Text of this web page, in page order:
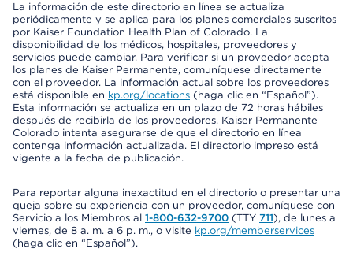
La información de este directorio en línea se actualiza
periódicamente y se aplica para los planes comerciales suscritos
por Kaiser Foundation Health Plan of Colorado. La
disponibilidad de los médicos, hospitales, proveedores y
servicios puede cambiar. Para verificar si un proveedor acepta
los planes de Kaiser Permanente, comuníquese directamente
con el proveedor. La información actual sobre los proveedores
está disponible en kp.org/locations (haga clic en “Español”).
Esta información se actualiza en un plazo de 72 horas hábiles
después de recibirla de los proveedores. Kaiser Permanente
Colorado intenta asegurarse de que el directorio en línea
contenga información actualizada. El directorio impreso está
vigente a la fecha de publicación.
Para reportar alguna inexactitud en el directorio o presentar una
queja sobre su experiencia con un proveedor, comuníquese con
Servicio a los Miembros al 1-800-632-9700 (TTY 711), de lunes a
viernes, de 8 a. m. a 6 p. m., o visite kp.org/memberservices
(haga clic en “Español”).